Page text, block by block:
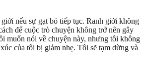
nếu sự gạt bỏ tiếp tục. Ranh giới không
để cuộc trò chuyện không trở nên gây
muốn nói về chuyện này, nhưng tôi không
của tôi bị giảm nhẹ. Tôi sẽ tạm dừng và